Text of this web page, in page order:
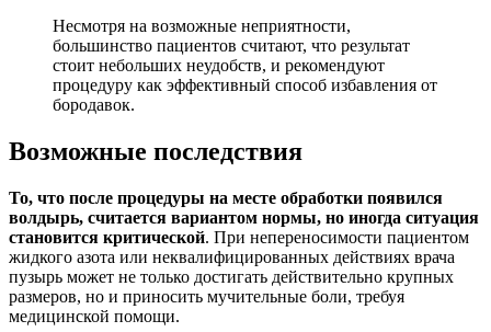
Несмотря на возможные неприятности,
большинство пациентов считают, что результат
стоит небольших неудобств, и рекомендуют
процедуру как эффективный способ избавления от
бородавок.
Возможные последствия
То, что после процедуры на месте обработки появился
волдырь, считается вариантом нормы, но иногда ситуация
становится критической. При непереносимости пациентом
жидкого азота или неквалифицированных действиях врача
пузырь может не только достигать действительно крупных
размеров, но и приносить мучительные боли, требуя
медицинской помощи.